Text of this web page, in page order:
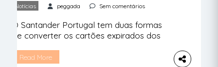
Notícias peggada Sem comentários
O Santander Portugal tem duas formas
de converter os cartões expirados dos
planeta. Explicamos como fazer parte da
Read More